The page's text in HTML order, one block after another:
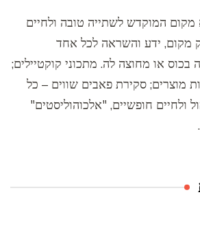
מקום המוקדש לשתייה טובה ולחיים
מקום, ידע והשראה לכל אחד
בכוס או מחוצה לה. מתכוני קוקטיילים;
מוצרים; סקירת פאבים שווים – כל
ולחיים חופשיים, "אלכוהוליסטים"